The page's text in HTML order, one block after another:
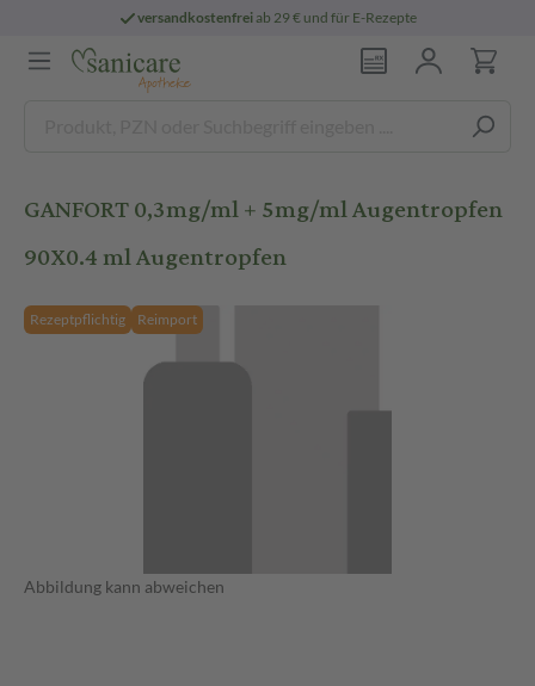
versandkostenfreiab 29 € und für E-Rezepte
GANFORT 0,3mg/ml + 5mg/ml Augentropfen
90X0.4 ml Augentropfen
Rezeptpflichtig Reimport
Abbildung kann abweichen